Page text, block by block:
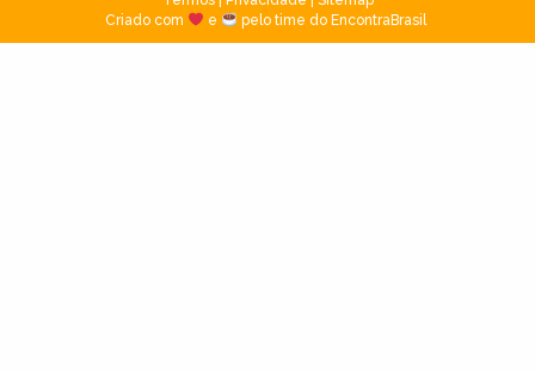
Criado com
e pelo time do EncontraBrasil